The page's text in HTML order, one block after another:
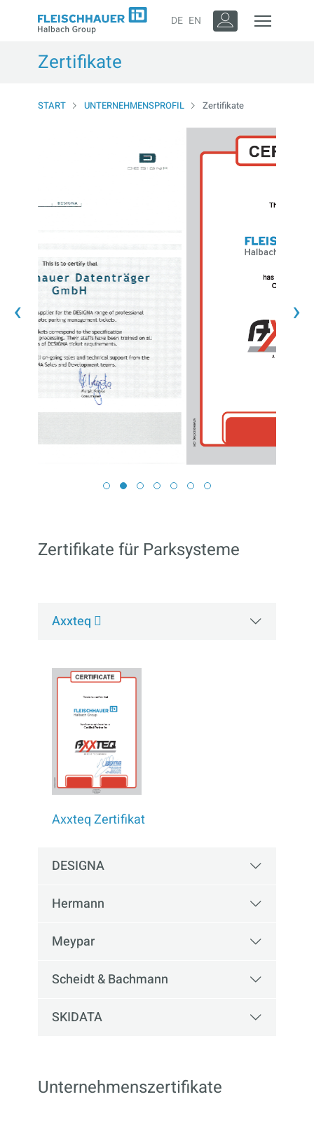
DE EN
Zertifikate
START UNTERNEHMENSPROFIL Zertifikate
‹ ›
Zertifikate für Parksysteme
Axxteq
Axxteq Zertifikat
DESIGNA
Hermann
Meypar
Scheidt & Bachmann
SKIDATA
Unternehmenszertifikate